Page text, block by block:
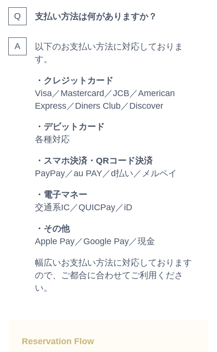
支払い方法は何がありますか？
以下のお支払い方法に対応しておりま
す。
・クレジットカード
Visa／Mastercard／JCB／American
Express／Diners Club／Discover
・デビットカード
各種対応
・スマホ決済・QRコード決済
PayPay／au PAY／d払い／メルペイ
・電子マネー
交通系IC／QUICPay／iD
・その他
Apple Pay／Google Pay／現金
幅広いお支払い方法に対応しております
ので、ご都合に合わせてご利用くださ
い。
Reservation Flow